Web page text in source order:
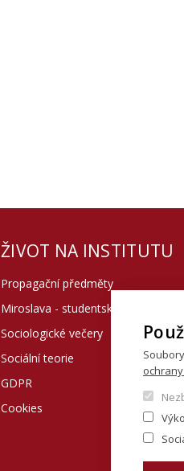
ŽIVOT NA INSTITUTU
Propagační předměty
Miroslava - studentský spolek ISS
Sociologické večery
Sociální teorie
GDPR
Cookies